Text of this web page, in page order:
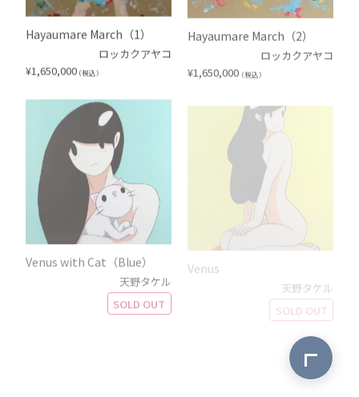
Hayaumare March（1）
ロッカクアヤコ
¥1,650,000 （税込）
Hayaumare March（2）
ロッカクアヤコ
¥1,650,000 （税込）
Venus with Cat（Blue）
天野タケル
SOLD OUT
SOLD OUT
ページ最上